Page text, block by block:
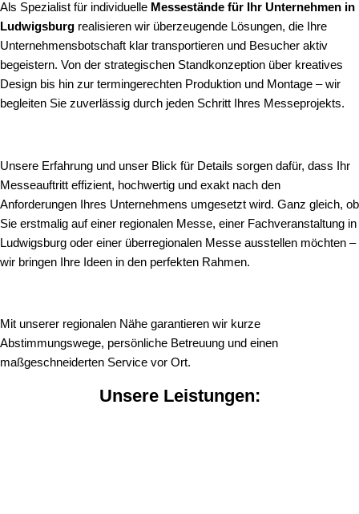
Als Spezialist für individuelle Messestände für Ihr Unternehmen in
Ludwigsburg realisieren wir überzeugende Lösungen, die Ihre
Unternehmensbotschaft klar transportieren und Besucher aktiv
begeistern. Von der strategischen Standkonzeption über kreatives
Design bis hin zur termingerechten Produktion und Montage – wir
begleiten Sie zuverlässig durch jeden Schritt Ihres Messeprojekts.
Unsere Erfahrung und unser Blick für Details sorgen dafür, dass Ihr
Messeauftritt effizient, hochwertig und exakt nach den
Anforderungen Ihres Unternehmens umgesetzt wird. Ganz gleich, ob
Sie erstmalig auf einer regionalen Messe, einer Fachveranstaltung in
Ludwigsburg oder einer überregionalen Messe ausstellen möchten –
wir bringen Ihre Ideen in den perfekten Rahmen.
Mit unserer regionalen Nähe garantieren wir kurze
Abstimmungswege, persönliche Betreuung und einen
maßgeschneiderten Service vor Ort.
Unsere Leistungen: